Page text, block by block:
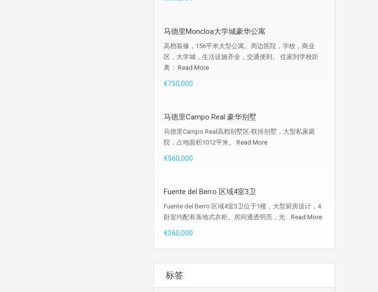
马德里Moncloa大学城豪华公寓
高档装修，156平米大型公寓。周边医院，学校，商业
区，大学城，生活设施齐全，交通便利。 住家到学校距
离： Read More
€750,000
马德里Campo Real 豪华别墅
马德里Campo Real高档别墅区-联排别墅，大型私家庭
院，占地面积1012平米。 Read More
€560,000
Fuente del Berro 区域4室3卫
Fuente del Berro 区域4室3卫位于1楼，大型厨房设计，4
卧室均配有落地式衣柜。房间通透明亮，光... Read More
€360,000
标签